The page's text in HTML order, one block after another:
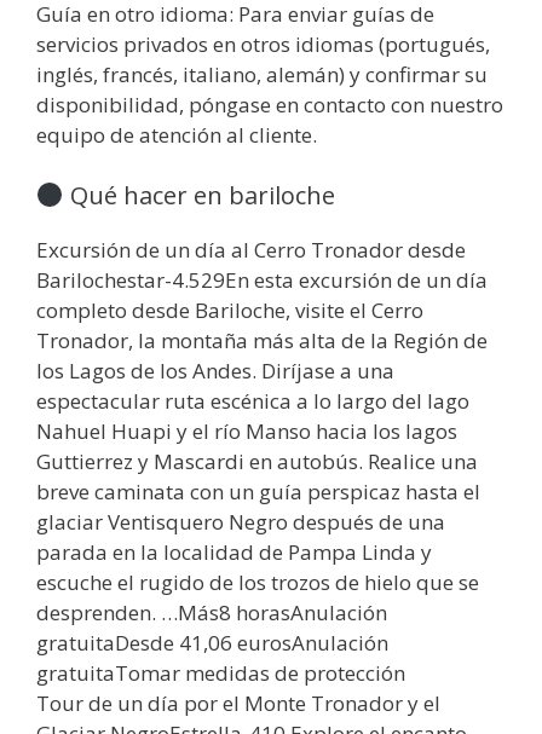
Guía en otro idioma: Para enviar guías de
servicios privados en otros idiomas (portugués,
inglés, francés, italiano, alemán) y confirmar su
disponibilidad, póngase en contacto con nuestro
equipo de atención al cliente.
Qué hacer en bariloche
Excursión de un día al Cerro Tronador desde
Barilochestar-4.529En esta excursión de un día
completo desde Bariloche, visite el Cerro
Tronador, la montaña más alta de la Región de
los Lagos de los Andes. Diríjase a una
espectacular ruta escénica a lo largo del lago
Nahuel Huapi y el río Manso hacia los lagos
Guttierrez y Mascardi en autobús. Realice una
breve caminata con un guía perspicaz hasta el
glaciar Ventisquero Negro después de una
parada en la localidad de Pampa Linda y
escuche el rugido de los trozos de hielo que se
desprenden. …Más8 horasAnulación
gratuitaDesde 41,06 eurosAnulación
gratuitaTomar medidas de protección
Tour de un día por el Monte Tronador y el